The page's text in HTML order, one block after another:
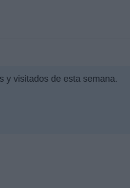
y visitados de esta semana.